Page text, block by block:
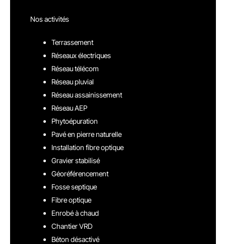
Nos activités
Terrassement
Réseaux électriques
Réseau télécom
Réseau pluvial
Réseau assainissement
Réseau AEP
Phytoépuration
Pavé en pierre naturelle
Installation fibre optique
Gravier stabilisé
Géoréférencement
Fosse septique
Fibre optique
Enrobé à chaud
Chantier VRD
Béton désactivé